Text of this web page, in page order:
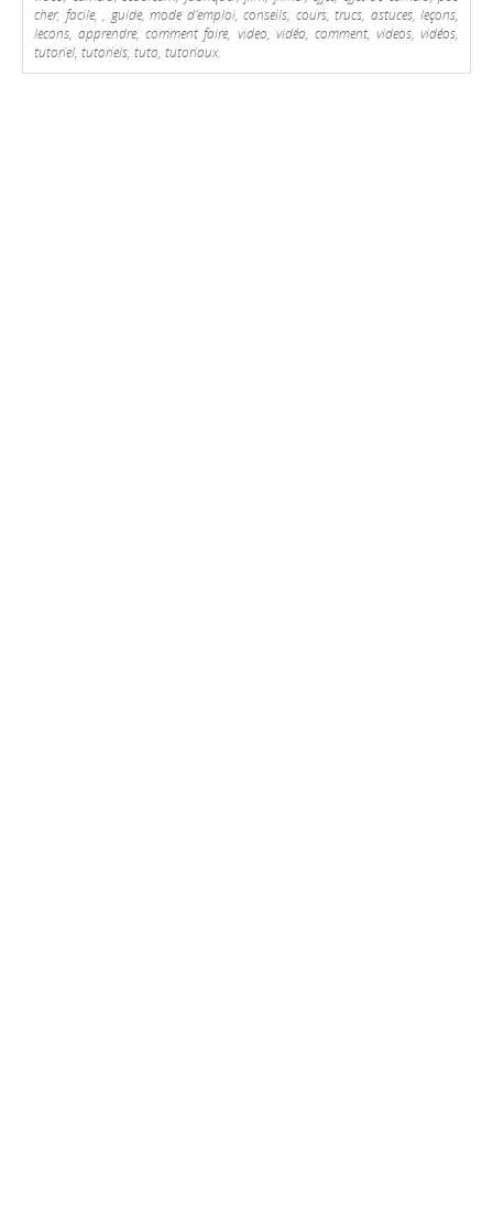
cher, facile, , guide, mode d'emploi, conseils, cours, trucs, astuces, leçons,
lecons, apprendre, comment faire, video, vidéo, comment, videos, vidéos,
tutoriel, tutoriels, tuto, tutoriaux.